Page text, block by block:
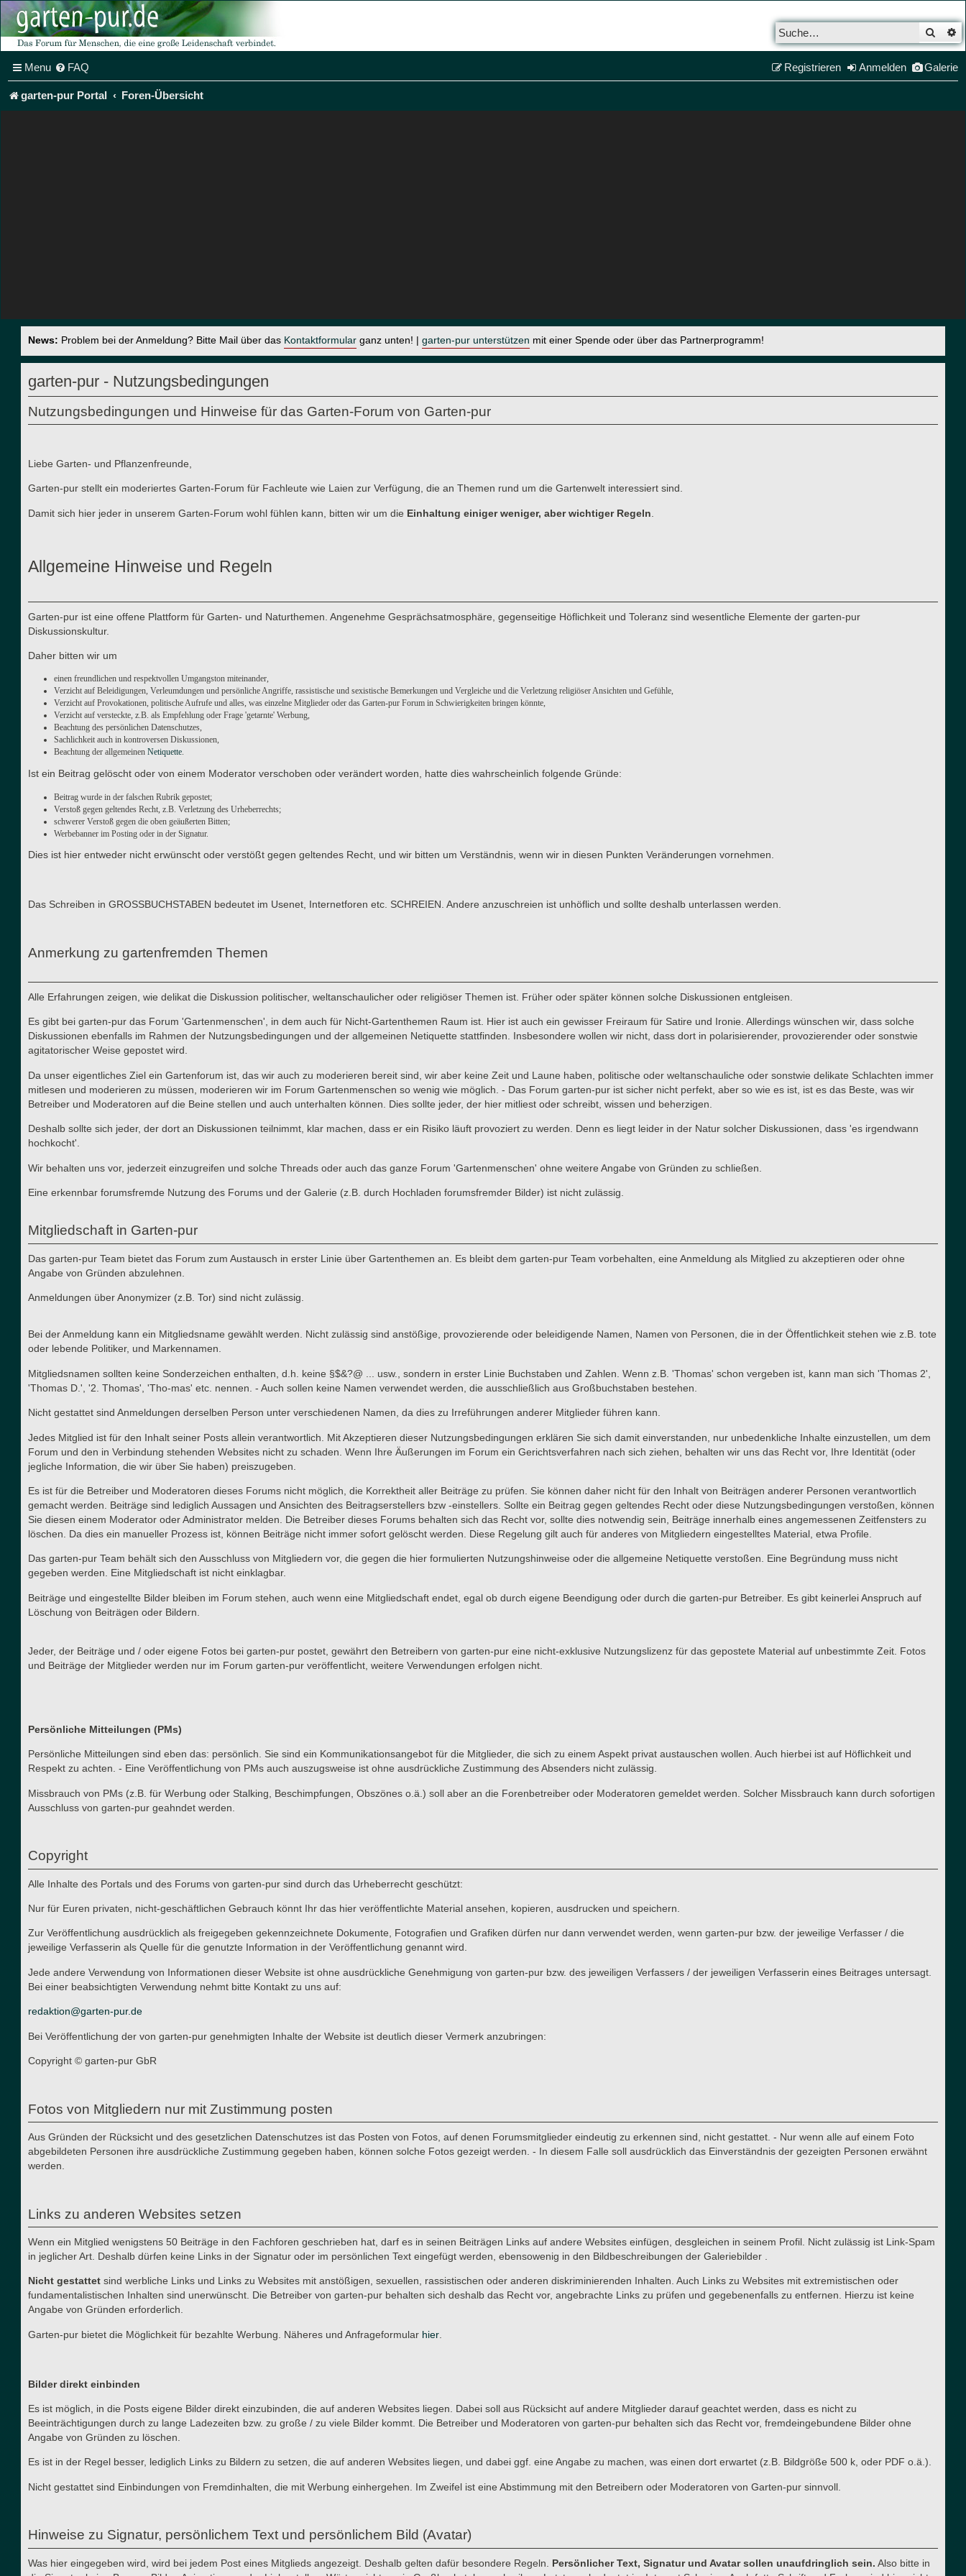
Menu FAQ Galerie
Anmelden
Registrieren
garten-pur Portal Foren-Übersicht
News: Problem bei der Anmeldung? Bitte Mail über das Kontaktformular ganz unten! | garten-pur unterstützen mit einer Spende oder über das Partnerprogramm!
garten-pur - Nutzungsbedingungen
Nutzungsbedingungen und Hinweise für das Garten-Forum von Garten-pur
Liebe Garten- und Pflanzenfreunde,
Garten-pur stellt ein moderiertes Garten-Forum für Fachleute wie Laien zur Verfügung, die an Themen rund um die Gartenwelt interessiert sind.
Damit sich hier jeder in unserem Garten-Forum wohl fühlen kann, bitten wir um die Einhaltung einiger weniger, aber wichtiger Regeln
Allgemeine Hinweise und Regeln
Garten-pur ist eine offene Plattform für Garten- und Naturthemen. Angenehme Gesprächsatmosphäre, gegenseitige Höflichkeit und Toleranz sind wesentliche Elemente der garten-pur
Diskussionskultur.
Daher bitten wir um
einen freundlichen und respektvollen Umgangston miteinander,
Verzicht auf Beleidigungen, Verleumdungen und persönliche Angriffe, rassistische und sexistische Bemerkungen und Vergleiche und die Verletzung religiöser Ansichten und Gefühle,
Verzicht auf Provokationen, politische Aufrufe und alles, was einzelne Mitglieder oder das Garten-pur Forum in Schwierigkeiten bringen könnte,
Verzicht auf versteckte, z.B. als Empfehlung oder Frage 'getarnte' Werbung,
Beachtung des persönlichen Datenschutzes,
Sachlichkeit auch in kontroversen Diskussionen,
Beachtung der allgemeinen Netiquette.
Ist ein Beitrag gelöscht oder von einem Moderator verschoben oder verändert worden, hatte dies wahrscheinlich folgende Gründe:
Beitrag wurde in der falschen Rubrik gepostet;
Verstoß gegen geltendes Recht, z.B. Verletzung des Urheberrechts;
schwerer Verstoß gegen die oben geäußerten Bitten;
Werbebanner im Posting oder in der Signatur.
Dies ist hier entweder nicht erwünscht oder verstößt gegen geltendes Recht, und wir bitten um Verständnis, wenn wir in diesen Punkten Veränderungen vornehmen.
Das Schreiben in GROSSBUCHSTABEN bedeutet im Usenet, Internetforen etc. SCHREIEN. Andere anzuschreien ist unhöflich und sollte deshalb unterlassen werden.
Anmerkung zu gartenfremden Themen
Alle Erfahrungen zeigen, wie delikat die Diskussion politischer, weltanschaulicher oder religiöser Themen ist. Früher oder später können solche Diskussionen entgleisen.
Es gibt bei garten-pur das Forum 'Gartenmenschen', in dem auch für Nicht-Gartenthemen Raum ist. Hier ist auch ein gewisser Freiraum für Satire und Ironie. Allerdings wünschen wir, dass solche
Diskussionen ebenfalls im Rahmen der Nutzungsbedingungen und der allgemeinen Netiquette stattfinden. Insbesondere wollen wir nicht, dass dort in polarisierender, provozierender oder sonstwie
agitatorischer Weise gepostet wird.
Da unser eigentliches Ziel ein Gartenforum ist, das wir auch zu moderieren bereit sind, wir aber keine Zeit und Laune haben, politische oder weltanschauliche oder sonstwie delikate Schlachten immer
mitlesen und moderieren zu müssen, moderieren wir im Forum Gartenmenschen so wenig wie möglich. - Das Forum garten-pur ist sicher nicht perfekt, aber so wie es ist, ist es das Beste, was wir
Betreiber und Moderatoren auf die Beine stellen und auch unterhalten können. Dies sollte jeder, der hier mitliest oder schreibt, wissen und beherzigen.
Deshalb sollte sich jeder, der dort an Diskussionen teilnimmt, klar machen, dass er ein Risiko läuft provoziert zu werden. Denn es liegt leider in der Natur solcher Diskussionen, dass 'es irgendwann
hochkocht'.
Wir behalten uns vor, jederzeit einzugreifen und solche Threads oder auch das ganze Forum 'Gartenmenschen' ohne weitere Angabe von Gründen zu schließen.
Eine erkennbar forumsfremde Nutzung des Forums und der Galerie (z.B. durch Hochladen forumsfremder Bilder) ist nicht zulässig.
Mitgliedschaft in Garten-pur
Das garten-pur Team bietet das Forum zum Austausch in erster Linie über Gartenthemen an. Es bleibt dem garten-pur Team vorbehalten, eine Anmeldung als Mitglied zu akzeptieren oder ohne
Angabe von Gründen abzulehnen.
Anmeldungen über Anonymizer (z.B. Tor) sind nicht zulässig.
Bei der Anmeldung kann ein Mitgliedsname gewählt werden. Nicht zulässig sind anstößige, provozierende oder beleidigende Namen, Namen von Personen, die in der Öffentlichkeit stehen wie z.B. tote
oder lebende Politiker, und Markennamen.
Mitgliedsnamen sollten keine Sonderzeichen enthalten, d.h. keine §$&?@ ... usw., sondern in erster Linie Buchstaben und Zahlen. Wenn z.B. 'Thomas' schon vergeben ist, kann man sich 'Thomas 2',
'Thomas D.', '2. Thomas', 'Tho-mas' etc. nennen. - Auch sollen keine Namen verwendet werden, die ausschließlich aus Großbuchstaben bestehen.
Nicht gestattet sind Anmeldungen derselben Person unter verschiedenen Namen, da dies zu Irreführungen anderer Mitglieder führen kann.
Jedes Mitglied ist für den Inhalt seiner Posts allein verantwortlich. Mit Akzeptieren dieser Nutzungsbedingungen erklären Sie sich damit einverstanden, nur unbedenkliche Inhalte einzustellen, um dem
Forum und den in Verbindung stehenden Websites nicht zu schaden. Wenn Ihre Äußerungen im Forum ein Gerichtsverfahren nach sich ziehen, behalten wir uns das Recht vor, Ihre Identität (oder
jegliche Information, die wir über Sie haben) preiszugeben.
Es ist für die Betreiber und Moderatoren dieses Forums nicht möglich, die Korrektheit aller Beiträge zu prüfen. Sie können daher nicht für den Inhalt von Beiträgen anderer Personen verantwortlich
gemacht werden. Beiträge sind lediglich Aussagen und Ansichten des Beitragserstellers bzw -einstellers. Sollte ein Beitrag gegen geltendes Recht oder diese Nutzungsbedingungen verstoßen, können
Sie diesen einem Moderator oder Administrator melden. Die Betreiber dieses Forums behalten sich das Recht vor, sollte dies notwendig sein, Beiträge innerhalb eines angemessenen Zeitfensters zu
löschen. Da dies ein manueller Prozess ist, können Beiträge nicht immer sofort gelöscht werden. Diese Regelung gilt auch für anderes von Mitgliedern eingestelltes Material, etwa Profile.
Das garten-pur Team behält sich den Ausschluss von Mitgliedern vor, die gegen die hier formulierten Nutzungshinweise oder die allgemeine Netiquette verstoßen. Eine Begründung muss nicht
gegeben werden. Eine Mitgliedschaft ist nicht einklagbar.
Beiträge und eingestellte Bilder bleiben im Forum stehen, auch wenn eine Mitgliedschaft endet, egal ob durch eigene Beendigung oder durch die garten-pur Betreiber. Es gibt keinerlei Anspruch auf
Löschung von Beiträgen oder Bildern.
Jeder, der Beiträge und / oder eigene Fotos bei garten-pur postet, gewährt den Betreibern von garten-pur eine nicht-exklusive Nutzungslizenz für das gepostete Material auf unbestimmte Zeit. Fotos
und Beiträge der Mitglieder werden nur im Forum garten-pur veröffentlicht, weitere Verwendungen erfolgen nicht.
Persönliche Mitteilungen (PMs)
Persönliche Mitteilungen sind eben das: persönlich. Sie sind ein Kommunikationsangebot für die Mitglieder, die sich zu einem Aspekt privat austauschen wollen. Auch hierbei ist auf Höflichkeit und
Respekt zu achten. - Eine Veröffentlichung von PMs auch auszugsweise ist ohne ausdrückliche Zustimmung des Absenders nicht zulässig.
Missbrauch von PMs (z.B. für Werbung oder Stalking, Beschimpfungen, Obszönes o.ä.) soll aber an die Forenbetreiber oder Moderatoren gemeldet werden. Solcher Missbrauch kann durch sofortigen
Ausschluss von garten-pur geahndet werden.
Copyright
Alle Inhalte des Portals und des Forums von garten-pur sind durch das Urheberrecht geschützt:
Nur für Euren privaten, nicht-geschäftlichen Gebrauch könnt Ihr das hier veröffentlichte Material ansehen, kopieren, ausdrucken und speichern.
Zur Veröffentlichung ausdrücklich als freigegeben gekennzeichnete Dokumente, Fotografien und Grafiken dürfen nur dann verwendet werden, wenn garten-pur bzw. der jeweilige Verfasser / die
jeweilige Verfasserin als Quelle für die genutzte Information in der Veröffentlichung genannt wird.
Jede andere Verwendung von Informationen dieser Website ist ohne ausdrückliche Genehmigung von garten-pur bzw. des jeweiligen Verfassers / der jeweiligen Verfasserin eines Beitrages untersagt.
Bei einer beabsichtigten Verwendung nehmt bitte Kontakt zu uns auf:
redaktion@garten-pur.de
Bei Veröffentlichung der von garten-pur genehmigten Inhalte der Website ist deutlich dieser Vermerk anzubringen:
Copyright © garten-pur GbR
Fotos von Mitgliedern nur mit Zustimmung posten
Aus Gründen der Rücksicht und des gesetzlichen Datenschutzes ist das Posten von Fotos, auf denen Forumsmitglieder eindeutig zu erkennen sind, nicht gestattet. - Nur wenn alle auf einem Foto
abgebildeten Personen ihre ausdrückliche Zustimmung gegeben haben, können solche Fotos gezeigt werden. - In diesem Falle soll ausdrücklich das Einverständnis der gezeigten Personen erwähnt
werden.
Links zu anderen Websites setzen
Wenn ein Mitglied wenigstens 50 Beiträge in den Fachforen geschrieben hat, darf es in seinen Beiträgen Links auf andere Websites einfügen, desgleichen in seinem Profil. Nicht zulässig ist Link-Spam
in jeglicher Art. Deshalb dürfen keine Links in der Signatur oder im persönlichen Text eingefügt werden, ebensowenig in den Bildbeschreibungen der Galeriebilder .
Nicht gestattet sind werbliche Links und Links zu Websites mit anstößigen, sexuellen, rassistischen oder anderen diskriminierenden Inhalten. Auch Links zu Websites mit extremistischen oder
fundamentalistischen Inhalten sind unerwünscht. Die Betreiber von garten-pur behalten sich deshalb das Recht vor, angebrachte Links zu prüfen und gegebenenfalls zu entfernen. Hierzu ist keine
Angabe von Gründen erforderlich.
Garten-pur bietet die Möglichkeit für bezahlte Werbung. Näheres und Anfrageformular hier
Bilder direkt einbinden
Es ist möglich, in die Posts eigene Bilder direkt einzubinden, die auf anderen Websites liegen. Dabei soll aus Rücksicht auf andere Mitglieder darauf geachtet werden, dass es nicht zu
Beeinträchtigungen durch zu lange Ladezeiten bzw. zu große / zu viele Bilder kommt. Die Betreiber und Moderatoren von garten-pur behalten sich das Recht vor, fremdeingebundene Bilder ohne
Angabe von Gründen zu löschen.
Es ist in der Regel besser, lediglich Links zu Bildern zu setzen, die auf anderen Websites liegen, und dabei ggf. eine Angabe zu machen, was einen dort erwartet (z.B. Bildgröße 500 k, oder PDF o.ä.).
Nicht gestattet sind Einbindungen von Fremdinhalten, die mit Werbung einhergehen. Im Zweifel ist eine Abstimmung mit den Betreibern oder Moderatoren von Garten-pur sinnvoll.
Hinweise zu Signatur, persönlichem Text und persönlichem Bild (Avatar)
Was hier eingegeben wird, wird bei jedem Post eines Mitglieds angezeigt. Deshalb gelten dafür besondere Regeln. Persönlicher Text, Signatur und Avatar sollen unaufdringlich sein. Also bitte in